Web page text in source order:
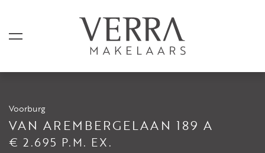
Voorburg
VAN AREMBERGELAAN 189 A
€ 2.695 P.M. EX.
AANBOD